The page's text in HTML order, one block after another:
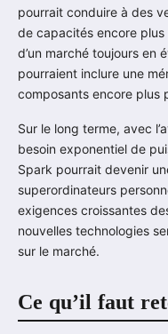
pourrait conduire à des
de capacités encore
d’un marché toujours en
pourraient inclure une
composants encore plus
Sur le long terme, avec
besoin exponentiel de
Spark pourrait devenir
superordinateurs
exigences croissantes
nouvelles technologies
sur le marché.
Ce qu’il faut